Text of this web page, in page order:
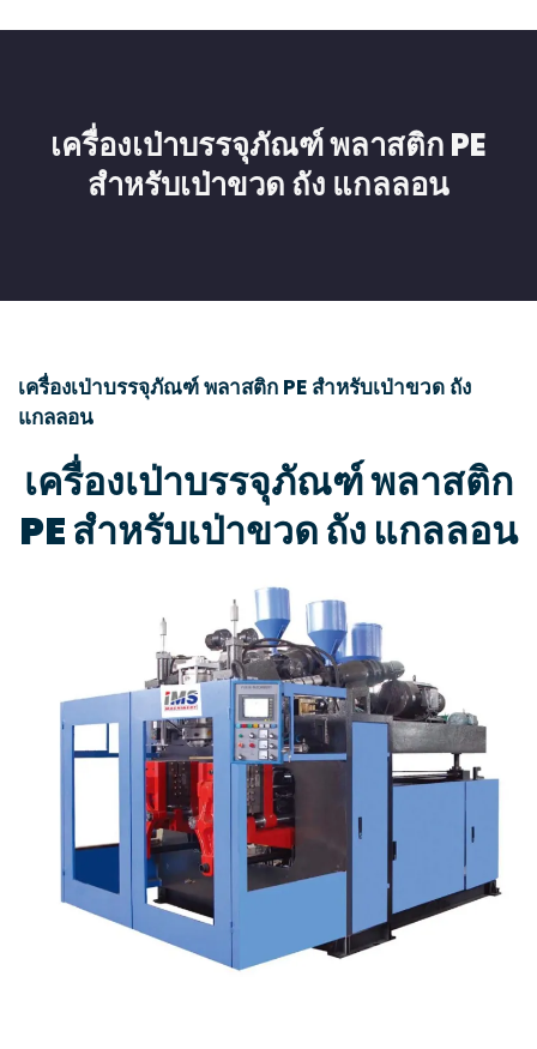
เครื่องเป่าบรรจุภัณฑ์ พลาสติก PE
สำหรับเป่าขวด ถัง แกลลอน
เครื่องเป่าบรรจุภัณฑ์ พลาสติก PE สำหรับเป่าขวด ถัง
แกลลอน
เครื่องเป่าบรรจุภัณฑ์ พลาสติก
PEสำหรับเป่าขวด ถัง แกลลอน